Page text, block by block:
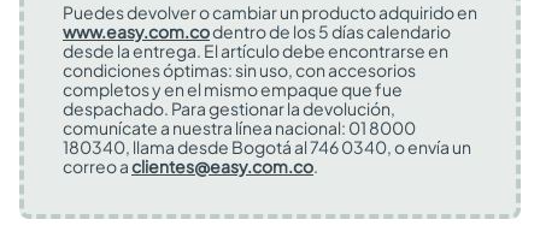
Puedes devolver o cambiar un producto adquirido en
www.easy.com.codentro de los 5 días calendario
desde la entrega. El artículo debe encontrarse en
condiciones óptimas: sin uso, con accesorios
completos y en el mismo empaque que fue
despachado. Para gestionar la devolución,
comunícate a nuestra línea nacional: 01 8000
180340, llama desde Bogotá al 746 0340, o envía un
correo aclientes@easy.com.co.